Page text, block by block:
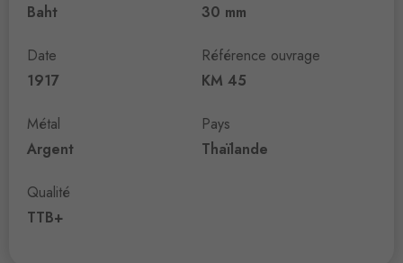
Baht
Date
1917
Métal
Argent
Qualité
TTB+
30 mm
Référence ouvrage
KM 45
Pays
Thaïlande